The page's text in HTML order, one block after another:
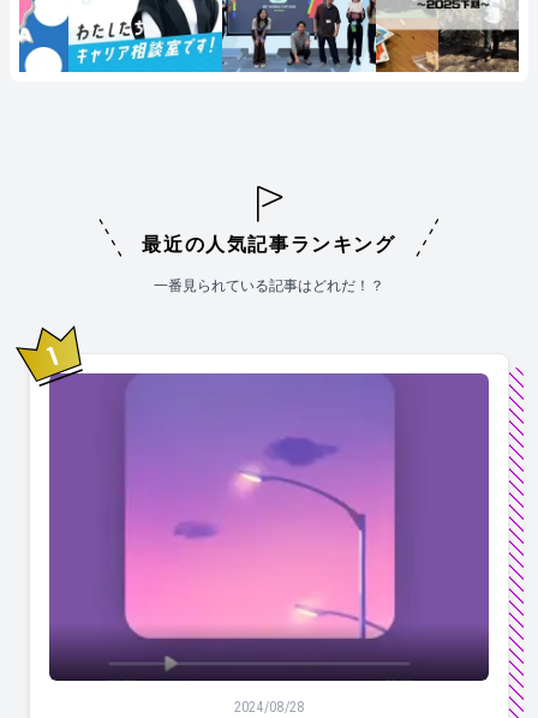
最近の人気記事ランキング
一番見られている記事はどれだ！？
1位
【この世で最もいい曲100選】Apple Musicで同じプレ
2024/08/28